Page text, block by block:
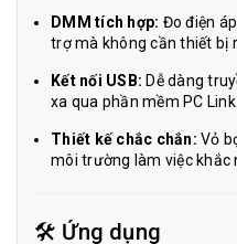
DMM tích hợp: Đo điện
trợ mà không cần thiết bị
Kết nối USB: Dễ dàng
xa qua phần mềm PC Link.
Thiết kế chắc chắn: Vỏ
môi trường làm việc khắc
🛠️ Ứng dụng